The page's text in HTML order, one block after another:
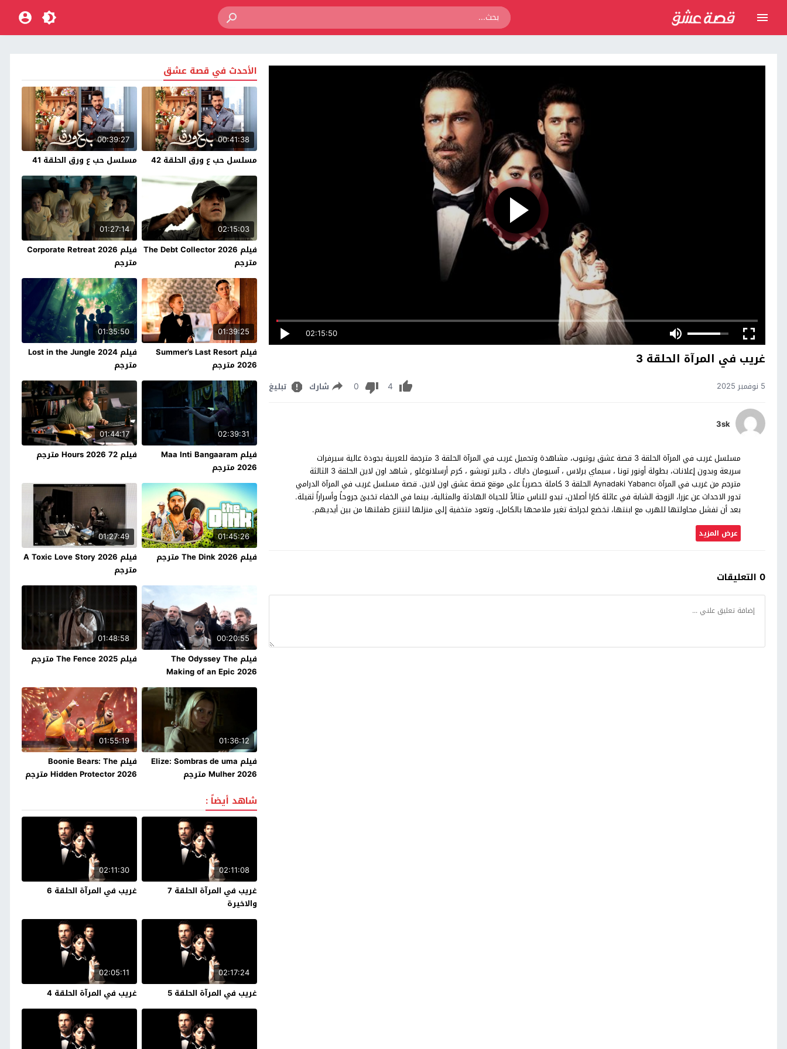
02:15:50
غريب في المرآة الحلقة 3
5 نوفمبر 2025 4
0 شارك تبليغ
3sk
مسلسل غريب في المرآة الحلقة 3 قصة عشق يوتيوب، مشاهدة وتحميل غريب في المرآة الحلقة 3 مترجمة للعربية بجودة عالية سيرفرات
سريعة وبدون إعلانات، بطولة أونور تونا ، سيماي برلاس ، آسيومان داباك ، جانير توبشو ، كرم أرسلانوغلو , شاهد اون لاين الحلقة 3 الثالثة
مترجم من غريب في المرآة Aynadaki Yabancı الحلقة 3 كاملة حصرياً على موقع قصة عشق اون لاين. قصة مسلسل غريب في المرآة الدرامي
تدور الاحداث عن عزرا، الزوجة الشابة في عائلة كارا أصلان، تبدو للناس مثالاً للحياة الهادئة والمثالية، بينما في الخفاء تخبئ جروحاً وأسراراً ثقيلة.
بعد أن تفشل محاولتها للهرب مع ابنتها، تخضع لجراحة تغير ملامحها بالكامل، وتعود متخفية إلى منزلها لتنتزع طفلتها من بين أيديهم.
عرض المزيد
0 التعليقات
الأحدث في قصة عشق
00:41:38
مسلسل حب ع ورق الحلقة 42
00:39:27
مسلسل حب ع ورق الحلقة 41
02:15:03
فيلم The Debt Collector 2026
مترجم
01:27:14
فيلم Corporate Retreat 2026
مترجم
01:39:25
فيلم Summer’s Last Resort
2026 مترجم
01:35:50
فيلم Lost in the Jungle 2024
مترجم
02:39:31
فيلم Maa Inti Bangaaram
2026 مترجم
01:44:17
فيلم 72 Hours 2026 مترجم
01:45:26
فيلم The Dink 2026 مترجم
01:27:49
فيلم A Toxic Love Story 2026
مترجم
00:20:55
فيلم The Odyssey The
Making of an Epic 2026
مترجم
01:48:58
فيلم The Fence 2025 مترجم
01:36:12
فيلم Elize: Sombras de uma
Mulher 2026 مترجم
01:55:19
فيلم Boonie Bears: The
Hidden Protector 2026 مترجم
شاهد أيضاً :
02:11:08
غريب في المرآة الحلقة 7
والاخيرة
02:11:30
غريب في المرآة الحلقة 6
02:17:24
غريب في المرآة الحلقة 5
02:05:11
غريب في المرآة الحلقة 4